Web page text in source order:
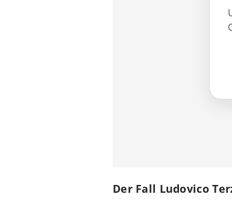
Der Fall Ludovico